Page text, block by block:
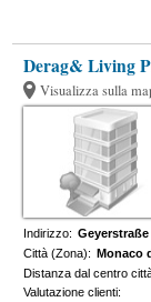
Derag& Living
Visualizza sulla
Indirizzo: Geyerstraße
Città (Zona): Monaco
Distanza dal centro
Valutazione clienti: